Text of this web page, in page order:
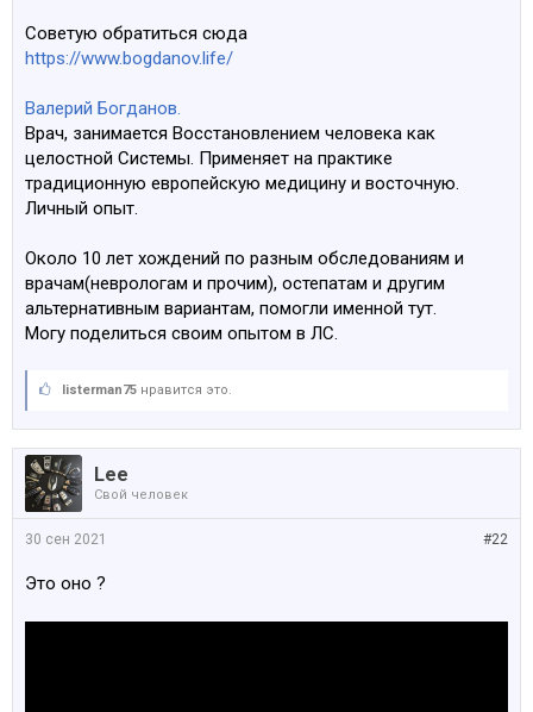
Советую обратиться сюда
https://www.bogdanov.life/
Валерий Богданов.
Врач, занимается Восстановлением человека как
целостной Системы. Применяет на практике
традиционную европейскую медицину и восточную.
Личный опыт.
Около 10 лет хождений по разным обследованиям и
врачам(неврологам и прочим), остепатам и другим
альтернативным вариантам, помогли именной тут.
Могу поделиться своим опытом в ЛС.
listerman75 нравится это.
Lee
Свой человек
#22
30 сен 2021
Это оно ?